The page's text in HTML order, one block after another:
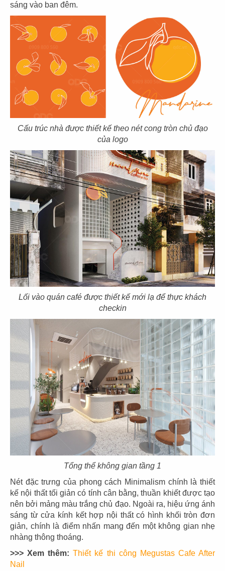
sáng vào ban đêm.
Cấu trúc nhà được thiết kế theo nét cong tròn chủ đạo
của logo
Lối vào quán café được thiết kế mới lạ để thực khách
checkin
Tổng thể không gian tầng 1
Nét đặc trưng của phong cách Minimalism chính là thiết
kế nội thất tối giản có tính cân bằng, thuần khiết được tạo
nên bởi mảng màu trắng chủ đạo. Ngoài ra, hiệu ứng ánh
sáng từ cửa kính kết hợp nội thất có hình khối tròn đơn
giản, chính là điểm nhấn mang đến một không gian nhẹ
nhàng thông thoáng.
>>> Xem thêm: Thiết kế thi công Megustas Cafe After
Nail
09
KOI THÉ
10
KOI THÉ
CN Estella
11
CN Biên Hòa
12
KOI CAFÉ
CN Nguyễn Đức Cảnh
13
KOI THÉ
CN Nguyễn Gia Trí
14
KOI CAFÉ
CN Q.3
AMERICANO
COFFEE
CN Gò Vấp
16
DAO NIU GUO
CN Nguyễn Tri Phương
17
DRAGON HOTPOT
CN Cao Thắng
18
DRAGON HOTPOT
CN Vincom Q9
19
DRAGON HOTPOT
20